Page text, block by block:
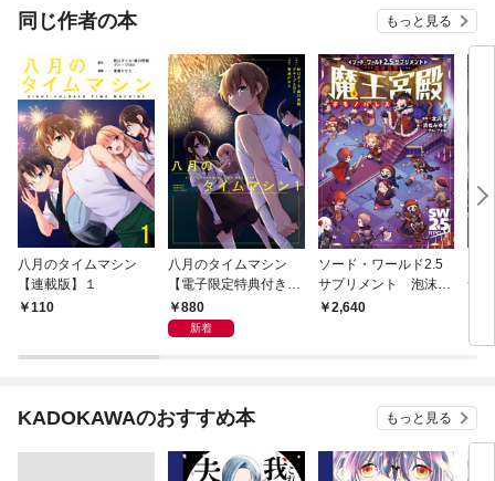
件～
同じ作者の本 もっと見る
八月のタイムマシン
【連載版】１
110
八月のタイムマシン
【電子限定特典付き】
(1)880
新着
ソード・ワールド2.5
サプリメント 泡沫世
界 魔王宮殿
2,640
サ
KADOKAWAのおすすめ本 もっと見る